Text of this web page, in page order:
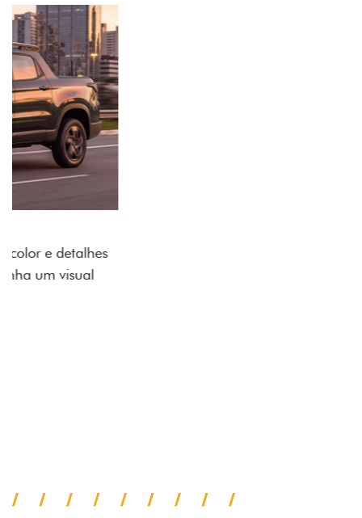
Os adesivos aplicados no capô e nas laterais
reforçam a identidade única dessa edição para lá de
ÂNGULOS